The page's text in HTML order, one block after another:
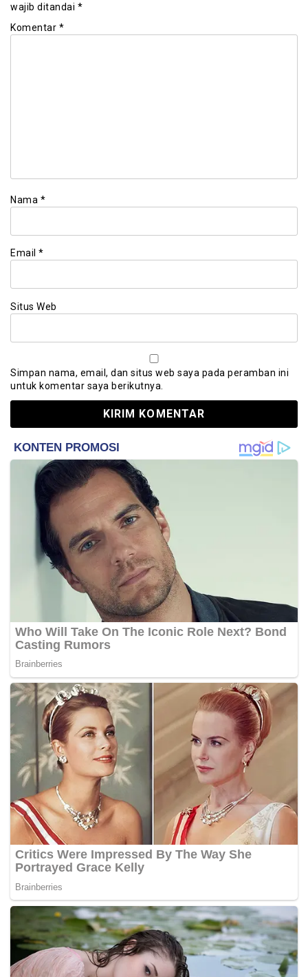
wajib ditandai *
Komentar *
Nama *
Email *
Situs Web
Simpan nama, email, dan situs web saya pada peramban ini
untuk komentar saya berikutnya.